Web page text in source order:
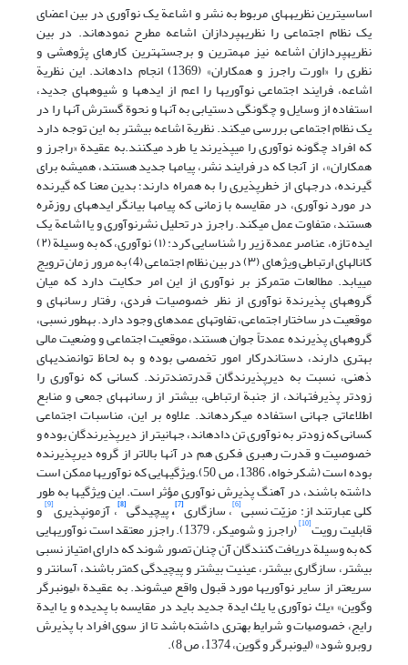
اساسی‎ترین نظریه‎های مربوط به نشر و اشاعة یک نوآوری در بین اعضای
یک نظام اجتماعی را نظریه‎پردازان اشاعه مطرح نموده‎اند. در بین
نظریه‎پردازان اشاعه نیز مهم‎ترین و برجسته‎ترین کارهای پژوهشی و
نظری را «اورت راجرز و همکاران» (1369) انجام داده‎اند. این نظریة
اشاعه، فرایند اجتماعی نوآوریها را اعم از ایده‎ها و شیوه‎های جدید،
استفاده از وسایل و چگونگی دستیابی به آنها و نحوة گسترش آنها را در
یک نظام اجتماعی بررسی می‎کند. نظریة اشاعه بیشتر به این توجه دارد
که افراد چگونه نوآوری را می‎پذیرند یا طرد می‎کنند.به عقیدة «راجرز و
همکاران»، از آنجا که در فرایند نشر، پیامها جدید هستند، همیشه برای
گیرنده، درجه‎ای از خطرپذیری را به همراه دارند؛ بدین معنا که گیرنده
در مورد نوآوری، در مقایسه با زمانی که پیامها بیانگر ایده‎های روزمّره
هستند، متفاوت عمل می‎کند. راجرز در تحلیل نشرنوآوری و یا اشاعة یک
ایده تازه، عناصر عمدة زیر را شناسایی کرد: (١) نوآوری، که به وسیلة (٢)
کانالهای ارتباطی ویژه‎ای (٣) در بین نظام اجتماعی (4) به مرور زمان ترویج
می‎یابد. مطالعات متمرکز بر نوآوری از این امر حکایت دارد که میان
گروه‎های پذیرندة نوآوری از نظر خصوصیات فردی، رفتار رسانه‎ای و
موقعیت در ساختار اجتماعی، تفاوتهای عمده‎ای وجود دارد. به‎طور نسبی،
گروه‎های پذیرنده عمدتاً جوان هستند، موقعیت اجتماعی و وضعیت مالی
بهتری دارند، دست‎اندرکار امور تخصصی بوده و به لحاظ توانمندیهای
ذهنی، نسبت به دیرپذیرندگان قدرتمندترند. کسانی که نوآوری را
زودتر پذیرفته‎اند، از جنبة ارتباطی، بیشتر از رسانه‎های جمعی و منابع
اطلاعاتی جهانی استفاده می‎کرده‎اند. علاوه بر این، مناسبات اجتماعی
کسانی که زودتر به نوآوری تن داده‎اند، جهانی‎تر از دیرپذیرندگان بوده و
خصوصیت و قدرت رهبری فکری هم در آنها بالاتر از گروه دیرپذیرنده
بوده است (شکر‎خواه، 1386، ص 50).ویژگیهایی که نوآوریها ممکن است
داشته باشند، در آهنگ پذیرش نوآوری مؤثر است. این ویژگیها به طور
کلی عبارتند از: مزیّت نسبی[6] ، سازگاری[7] ،پیچیدگی[8] ، آزمون‎پذیری [9] و
قابلیت رویت[10] (راجرز و شومیکر، 1379). راجزر معتقد است نوآوریهایی
که به وسیلة دریافت کنندگان آن چنان تصور شوند که دارای امتیاز نسبی
بیشتر، سازگاری بیشتر، عینیت بیشتر و پیچیدگی کمتر باشند، آسان‎تر و
سریع‎تر از سایر نوآوریها مورد قبول واقع می‎شوند. به عقیدة «ﻟﻴﻮﻧﺒﺮﮔﺮ
وﮔﻮﻳﻦ» «ﻳﻚ ﻧﻮآوری ﻳﺎ ﻳﻚ اﻳﺪة ﺟﺪﻳﺪ باید در ﻣﻘﺎﻳﺴﻪ ﺑﺎ ﭘﺪﻳﺪه و ﻳﺎ اﻳﺪة
راﻳﺞ، ﺧﺼﻮﺻﻴﺎت و ﺷﺮاﻳﻂ ﺑﻬﺘﺮی داﺷﺘﻪ ﺑﺎﺷﺪ ﺗﺎ از ﺳﻮی اﻓﺮاد ﺑﺎ ﭘﺬﻳﺮش
روﺑﺮو ﺷﻮد» (لیونبرگر و گوین، 1374، ص 8).